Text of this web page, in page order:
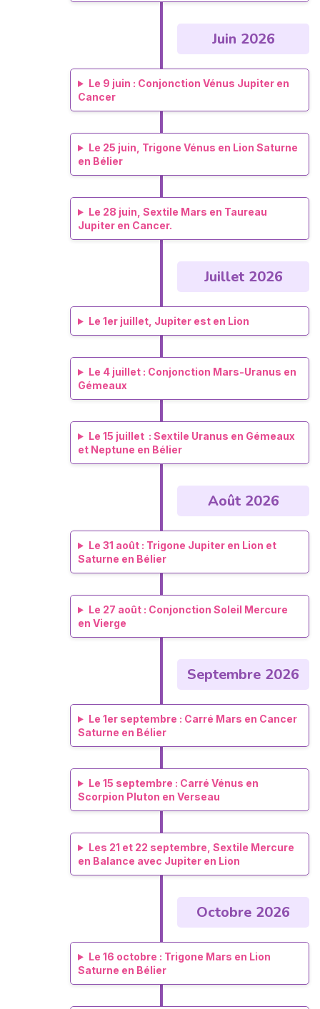
Juin 2026
Le 9 juin : Conjonction Vénus Jupiter en
Cancer
Le 25 juin, Trigone Vénus en Lion Saturne
en Bélier
Le 28 juin, Sextile Mars en Taureau
Jupiter en Cancer.
Juillet 2026
Le 1er juillet, Jupiter est en Lion
Le 4 juillet : Conjonction Mars-Uranus en
Gémeaux
Le 15 juillet : Sextile Uranus en Gémeaux
et Neptune en Bélier
Août 2026
Le 31 août : Trigone Jupiter en Lion et
Saturne en Bélier
Le 27 août : Conjonction Soleil Mercure
en Vierge
Septembre 2026
Le 1er septembre : Carré Mars en Cancer
Saturne en Bélier
Le 15 septembre : Carré Vénus en
Scorpion Pluton en Verseau
Les 21 et 22 septembre, Sextile Mercure
en Balance avec Jupiter en Lion
Octobre 2026
Le 16 octobre : Trigone Mars en Lion
Saturne en Bélier